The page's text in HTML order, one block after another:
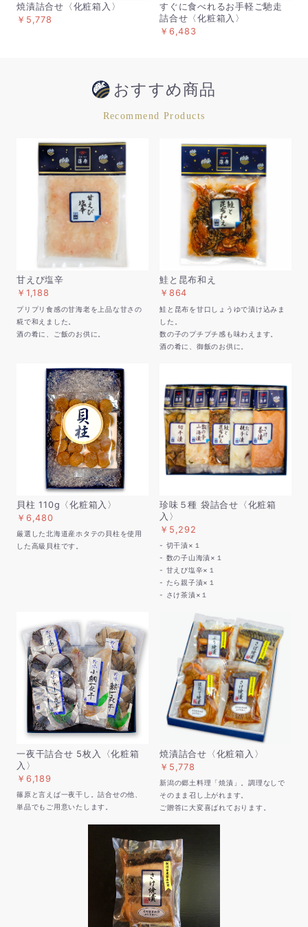
焼漬詰合せ〈化粧箱入〉
￥5,778
すぐに食べれるお手軽ご馳走
詰合せ〈化粧箱入〉
￥6,483
おすすめ商品
Recommend Products
甘えび塩辛
￥1,188
プリプリ食感の甘海老を上品な甘さの
糀で和えました。
酒の肴に、ご飯のお供に。
鮭と昆布和え
￥864
鮭と昆布を甘口しょうゆで漬け込みま
した。
数の子のプチプチ感も味わえます。
酒の肴に、御飯のお供に。
貝柱 110g〈化粧箱入〉
￥6,480
厳選した北海道産ホタテの貝柱を使用
した高級貝柱です。
珍味５種 袋詰合せ〈化粧箱
入〉
￥5,292
- 切干漬×１
- 数の子山海漬×１
- 甘えび塩辛×１
- たら親子漬×１
- さけ茶漬×１
一夜干詰合せ 5枚入〈化粧箱
入〉
￥6,189
篠原と言えば一夜干し。詰合せの他、
単品でもご用意いたします。
焼漬詰合せ〈化粧箱入〉
￥5,778
新潟の郷土料理「焼漬」。調理なしで
そのまま召し上がれます。
ご贈答に大変喜ばれております。